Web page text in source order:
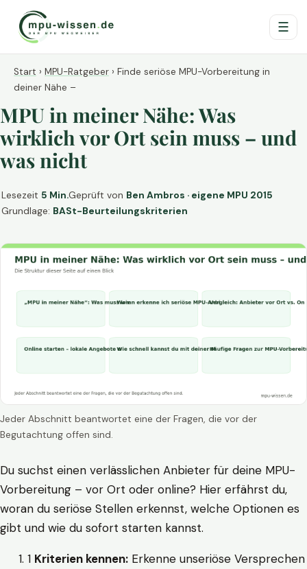
☰
Start › MPU-Ratgeber › Finde seriöse MPU-Vorbereitung in
deiner Nähe –
MPU in meiner Nähe: Was
wirklich vor Ort sein muss – und
was nicht
Lesezeit 5 Min.Geprüft von Ben Ambros · eigene MPU 2015
Grundlage: BASt-Beurteilungskriterien
Jeder Abschnitt beantwortet eine der Fragen, die vor der
Begutachtung offen sind.
Du suchst einen verlässlichen Anbieter für deine MPU-
Vorbereitung – vor Ort oder online? Hier erfährst du,
woran du seriöse Stellen erkennst, welche Optionen es
gibt und wie du sofort starten kannst.
1 Kriterien kennen: Erkenne unseriöse Versprechen